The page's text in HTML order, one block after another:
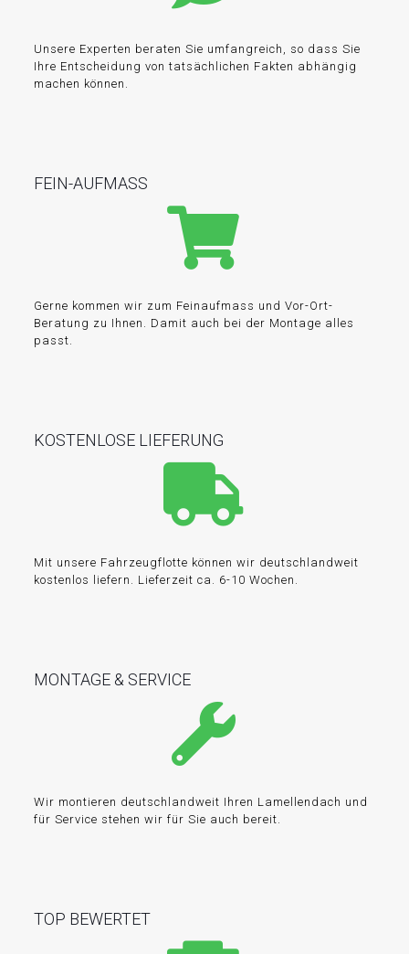
Unsere Experten beraten Sie umfangreich, so dass Sie
Ihre Entscheidung von tatsächlichen Fakten abhängig
machen können.
FEIN-AUFMASS
Gerne kommen wir zum Feinaufmass und Vor-Ort-
Beratung zu Ihnen. Damit auch bei der Montage alles
passt.
KOSTENLOSE LIEFERUNG
Mit unsere Fahrzeugflotte können wir deutschlandweit
kostenlos liefern. Lieferzeit ca. 6-10 Wochen.
MONTAGE & SERVICE
Wir montieren deutschlandweit Ihren Lamellendach und
für Service stehen wir für Sie auch bereit.
TOP BEWERTET